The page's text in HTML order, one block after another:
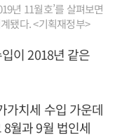
년 11월호’를 살펴보면
됐다. <기획재정부>
이 2018년 같은
가치세 수입 가운데
월과 9월 법인세